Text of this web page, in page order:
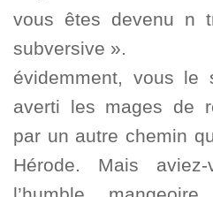
vous êtes devenu n
subversive ».
évidemment, vous le
averti les mages de
par un autre chemin
Hérode. Mais